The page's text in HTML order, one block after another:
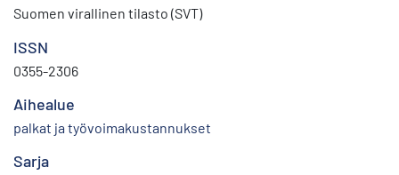
Suomen virallinen tilasto (SVT)
ISSN
0355-2306
Aihealue
palkat ja työvoimakustannukset
Sarja